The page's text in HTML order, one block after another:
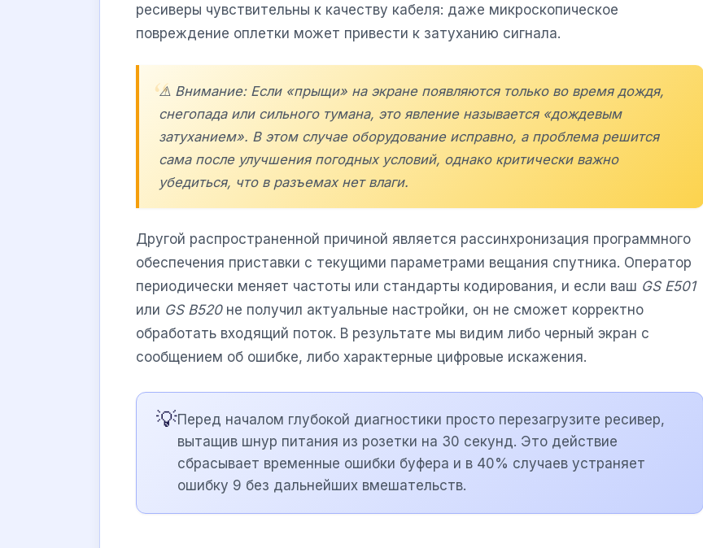
ресиверы чувствительны к качеству кабеля: даже микроскопическое
повреждение оплетки может привести к затуханию сигнала.
⚠️ Внимание: Если «прыщи» на экране появляются только во время дождя,
снегопада или сильного тумана, это явление называется «дождевым
затуханием». В этом случае оборудование исправно, а проблема решится
сама после улучшения погодных условий, однако критически важно
убедиться, что в разъемах нет влаги.
Другой распространенной причиной является рассинхронизация программного
обеспечения приставки с текущими параметрами вещания спутника. Оператор
периодически меняет частоты или стандарты кодирования, и если ваш GS E501
или GS B520не получил актуальные настройки, он не сможет корректно
обработать входящий поток. В результате мы видим либо черный экран с
сообщением об ошибке, либо характерные цифровые искажения.
💡Перед началом глубокой диагностики просто перезагрузите ресивер,
вытащив шнур питания из розетки на 30 секунд. Это действие
сбрасывает временные ошибки буфера и в 40% случаев устраняет
ошибку 9 без дальнейших вмешательств.